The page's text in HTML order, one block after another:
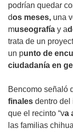
podrían quedar
dos meses, una
museografía y a
trata de un
un punto de
ciudadanía en
Bencomo señaló
finales dentro del
que el recinto “va
las familias